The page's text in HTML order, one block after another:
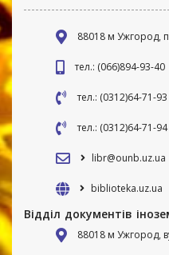
88018 м Ужгород,
тел.: (066)894-93-40
тел.: (0312)64-71-93
тел.: (0312)64-71-94
libr@ounb.uz.ua
biblioteka.uz.ua
Відділ документів
88018 м Ужгород,